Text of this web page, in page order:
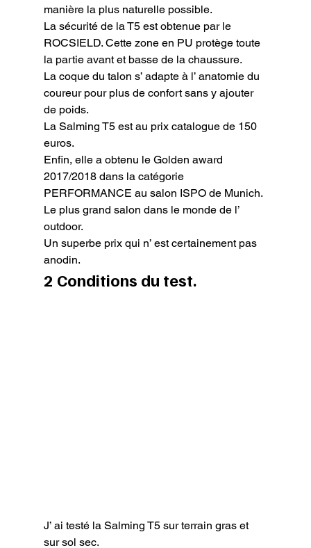
manière la plus naturelle possible.
La sécurité de la T5 est obtenue par le
ROCSIELD. Cette zone en PU protège toute
la partie avant et basse de la chaussure.
La coque du talon s’ adapte à l’ anatomie du
coureur pour plus de confort sans y ajouter
de poids.
La Salming T5 est au prix catalogue de 150
euros.
Enfin, elle a obtenu le Golden award
2017/2018 dans la catégorie
PERFORMANCE au salon ISPO de Munich.
Le plus grand salon dans le monde de l’
outdoor.
Un superbe prix qui n’ est certainement pas
anodin.
2 Conditions du test.
J’ ai testé la Salming T5 sur terrain gras et
sur sol sec.